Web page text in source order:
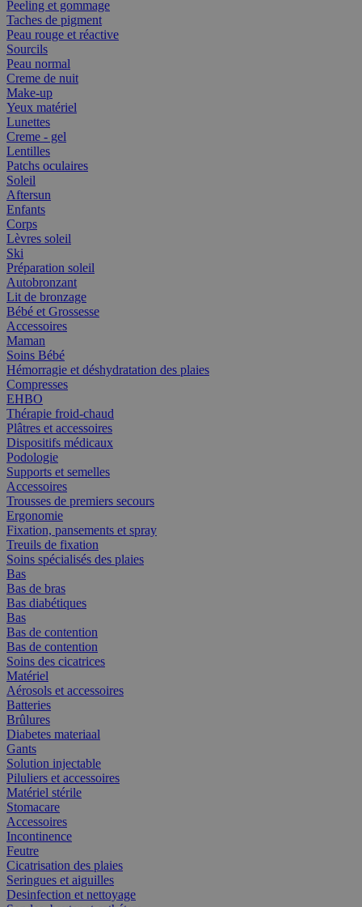
Peeling et gommage
Taches de pigment
Peau rouge et réactive
Sourcils
Peau normal
Creme de nuit
Make-up
Yeux matériel
Lunettes
Creme - gel
Lentilles
Patchs oculaires
Soleil
Aftersun
Enfants
Corps
Lèvres soleil
Ski
Préparation soleil
Autobronzant
Lit de bronzage
Bébé et Grossesse
Accessoires
Maman
Soins Bébé
Hémorragie et déshydratation des plaies
Compresses
EHBO
Thérapie froid-chaud
Plâtres et accessoires
Dispositifs médicaux
Podologie
Supports et semelles
Accessoires
Trousses de premiers secours
Ergonomie
Fixation, pansements et spray
Treuils de fixation
Soins spécialisés des plaies
Bas
Bas de bras
Bas diabétiques
Bas
Bas de contention
Bas de contention
Soins des cicatrices
Matériel
Aérosols et accessoires
Batteries
Brûlures
Diabetes materiaal
Gants
Solution injectable
Piluliers et accessoires
Matériel stérile
Stomacare
Accessoires
Incontinence
Feutre
Cicatrisation des plaies
Seringues et aiguilles
Desinfection et nettoyage